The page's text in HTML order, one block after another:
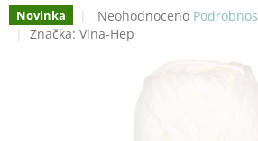
Novinka
Průměrné
hodnocení
Neohodnoceno
Značka: Vlna-Hep